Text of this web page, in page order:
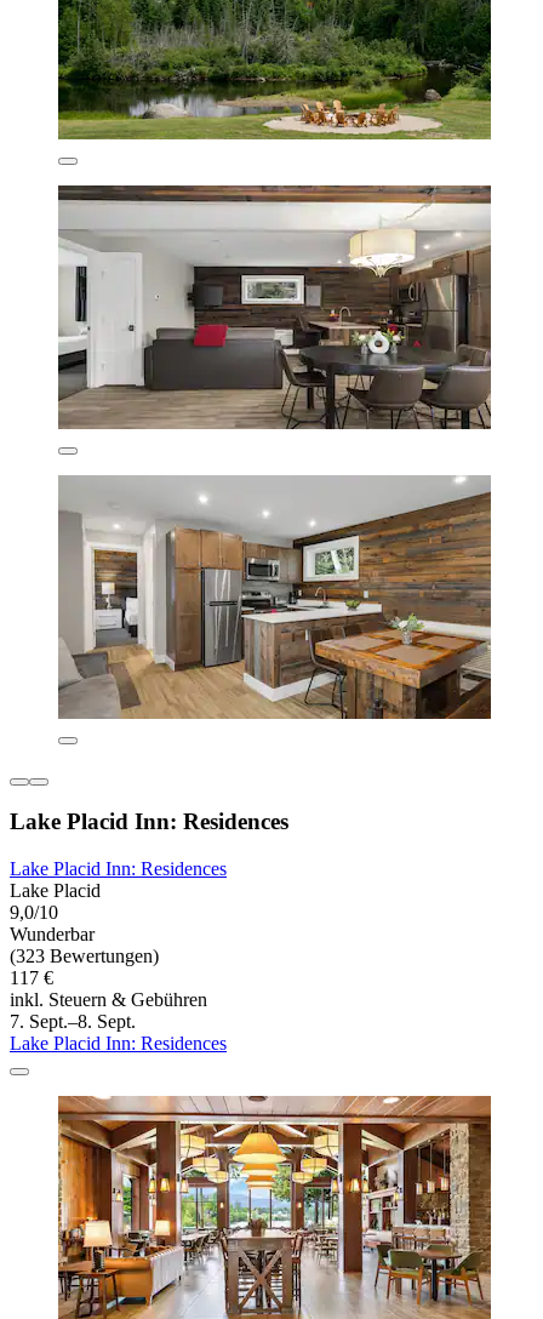
Lake Placid Inn: Residences
Lake Placid Inn: Residences
Lake Placid
9,0/10
Wunderbar
(323 Bewertungen)
117 €
inkl. Steuern & Gebühren
7. Sept.–8. Sept.
Lake Placid Inn: Residences